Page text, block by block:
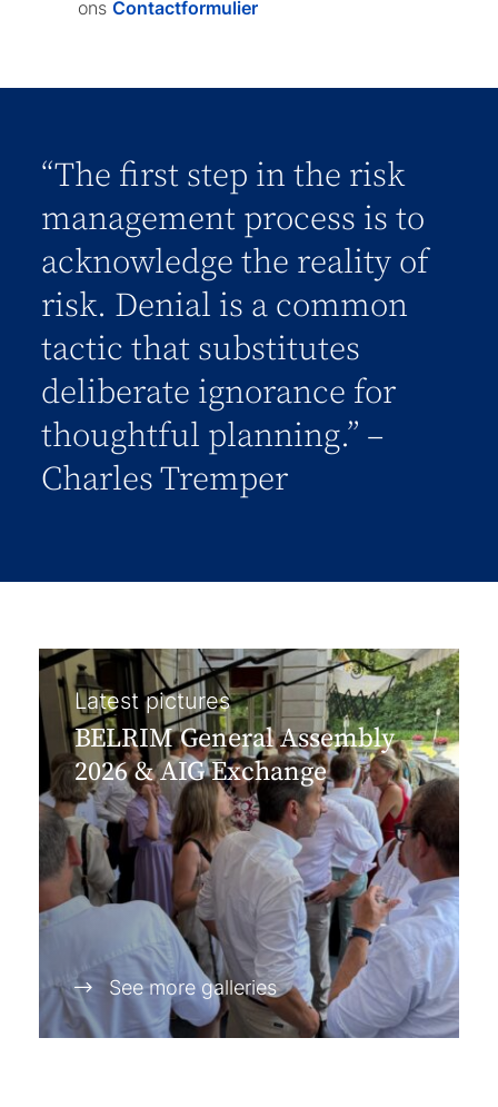
onsContactformulier
“The first step in the risk
management process is to
acknowledge the reality of
risk. Denial is a common
tactic that substitutes
deliberate ignorance for
thoughtful planning.” –
Charles Tremper
Latest pictures
BELRIM General Assembly
2026 & AIG Exchange
See more galleries